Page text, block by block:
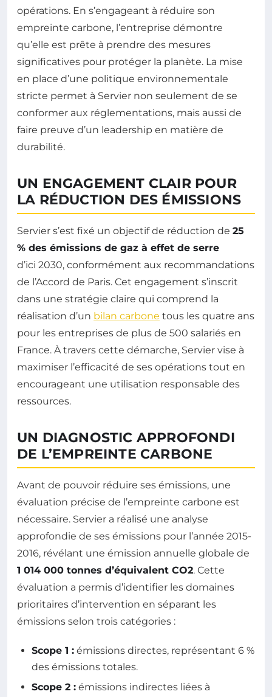
opérations. En s’engageant à réduire son
empreinte carbone, l’entreprise démontre
qu’elle est prête à prendre des mesures
significatives pour protéger la planète. La mise
en place d’une politique environnementale
stricte permet à Servier non seulement de se
conformer aux réglementations, mais aussi de
faire preuve d’un leadership en matière de
durabilité.
UN ENGAGEMENT CLAIR POUR
LA RÉDUCTION DES ÉMISSIONS
Servier s’est fixé un objectif de réduction de 25
% des émissions de gaz à effet de serre
d’ici 2030, conformément aux recommandations
de l’Accord de Paris. Cet engagement s’inscrit
dans une stratégie claire qui comprend la
réalisation d’un bilan carbone tous les quatre ans
pour les entreprises de plus de 500 salariés en
France. À travers cette démarche, Servier vise à
maximiser l’efficacité de ses opérations tout en
encourageant une utilisation responsable des
ressources.
UN DIAGNOSTIC APPROFONDI
DE L’EMPREINTE CARBONE
Avant de pouvoir réduire ses émissions, une
évaluation précise de l’empreinte carbone est
nécessaire. Servier a réalisé une analyse
approfondie de ses émissions pour l’année 2015-
2016, révélant une émission annuelle globale de
1 014 000 tonnes d’équivalent CO2. Cette
évaluation a permis d’identifier les domaines
prioritaires d’intervention en séparant les
émissions selon trois catégories :
Scope 1 : émissions directes, représentant 6 %
des émissions totales.
Scope 2 : émissions indirectes liées à